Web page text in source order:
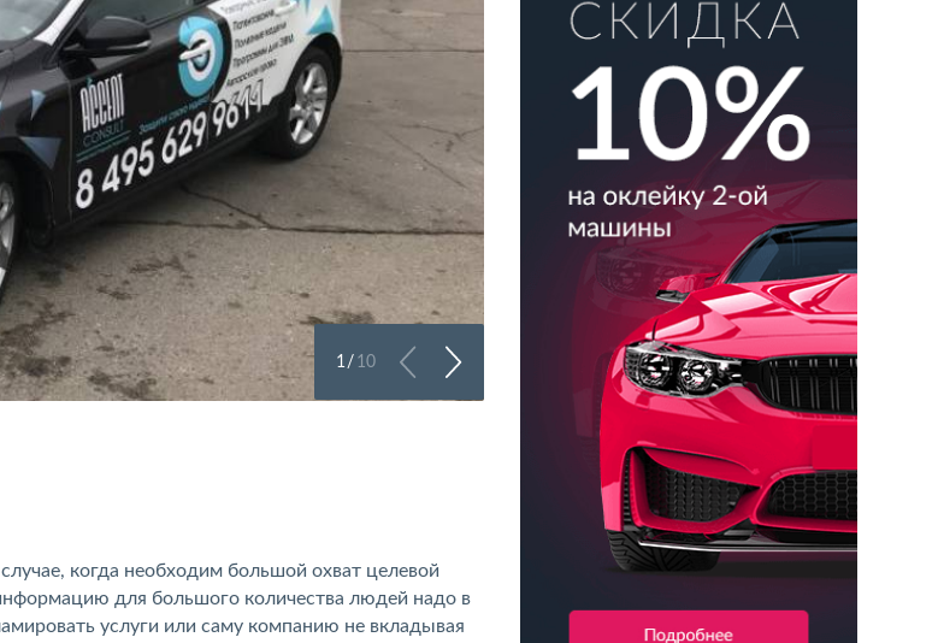
Оклейка пленкой в Москве
1/10
когда необходим большой охват целевой
для большого количества людей надо в
услуги или саму компанию не вкладывая